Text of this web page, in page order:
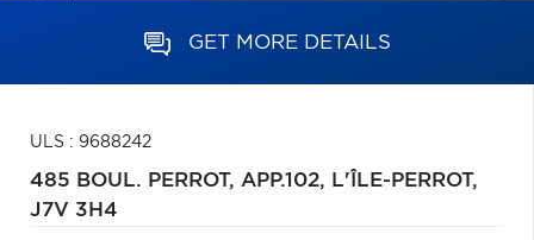
GET MORE DETAILS
ULS : 9688242
485 BOUL. PERROT, APP.102, L'ÎLE-PERROT,
J7V 3H4